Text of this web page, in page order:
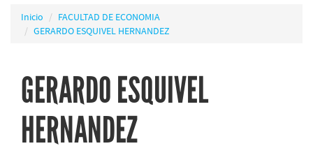
Inicio
FACULTAD DE ECONOMIA
GERARDO ESQUIVEL HERNANDEZ
GERARDO ESQUIVEL
HERNANDEZ